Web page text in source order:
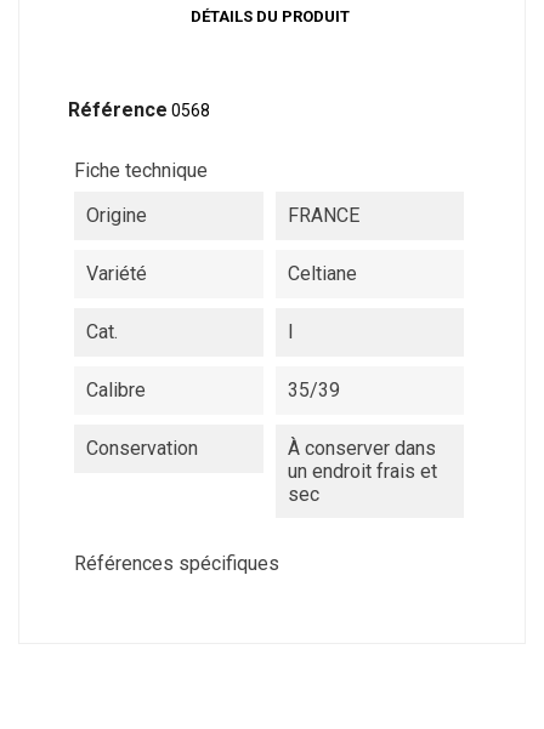
DÉTAILS DU PRODUIT
Référence 0568
Fiche technique
Origine
FRANCE
Variété Celtiane
Cat. I
Calibre 35/39
Conservation
À conserver dans
un endroit frais et
sec
Références spécifiques